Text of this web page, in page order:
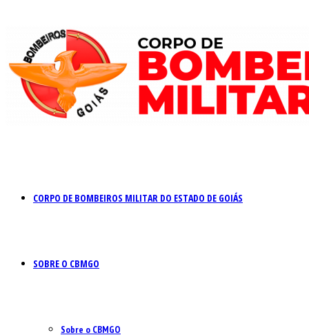
CORPO DE BOMBEIROS MILITAR DO ESTADO DE GOIÁS
SOBRE O CBMGO
Sobre o CBMGO